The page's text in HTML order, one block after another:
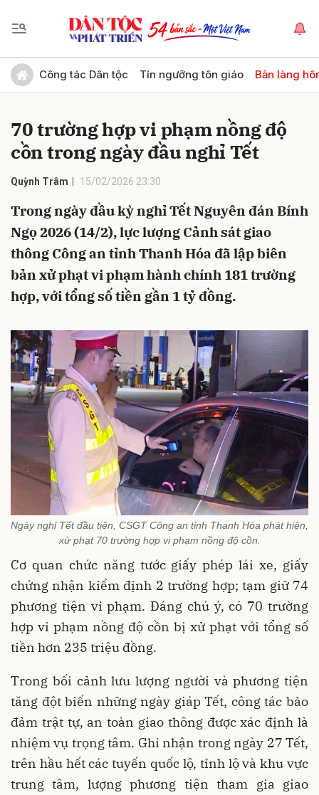
Công tác Dân tộc Tín ngưỡng tôn giáo Bản làng
70 trường hợp vi phạm nồng độ
cồn trong ngày đầu nghỉ Tết
Quỳnh Trâm 15/02/2026 23:30
Trong ngày đầu kỳ nghỉ Tết Nguyên đán Bính
Ngọ 2026 (14/2), lực lượng Cảnh sát giao
thông Công an tỉnh Thanh Hóa đã lập biên
bản xử phạt vi phạm hành chính 181 trường
hợp, với tổng số tiền gần 1 tỷ đồng.
Ngày nghỉ Tết đầu tiên, CSGT Công an tỉnh Thanh Hóa phát hiện,
xử phạt 70 trường hợp vi phạm nồng độ cồn.
Cơ quan chức năng tước giấy phép lái xe, giấy
chứng nhận kiểm định 2 trường hợp; tạm giữ 74
phương tiện vi phạm. Đáng chú ý, có 70 trường
hợp vi phạm nồng độ cồn bị xử phạt với tổng số
tiền hơn 235 triệu đồng.
Trong bối cảnh lưu lượng người và phương tiện
tăng đột biến những ngày giáp Tết, công tác bảo
đảm trật tự, an toàn giao thông được xác định là
nhiệm vụ trọng tâm. Ghi nhận trong ngày 27 Tết,
trên hầu hết các tuyến quốc lộ, tỉnh lộ và khu vực
trung tâm, lượng phương tiện tham gia giao
Gửi bình luận
Hủy Gửi